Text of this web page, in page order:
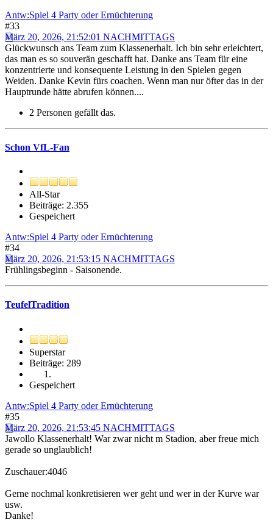
Antw:Spiel 4 Party oder Ernüchterung
#33
März 20, 2026, 21:52:01 NACHMITTAGS
Glückwunsch ans Team zum Klassenerhalt. Ich bin sehr erleichtert,
das man es so souverän geschafft hat. Danke ans Team für eine
konzentrierte und konsequente Leistung in den Spielen gegen
Weiden. Danke Kevin fürs coachen. Wenn man nur öfter das in der
Hauptrunde hätte abrufen können....
2 Personen gefällt das.
Schon VfL-Fan
All-Star
Beiträge: 2.355
Gespeichert
Antw:Spiel 4 Party oder Ernüchterung
#34
März 20, 2026, 21:53:15 NACHMITTAGS
Frühlingsbeginn - Saisonende.
TeufelTradition
Superstar
Beiträge: 289
Gespeichert
Antw:Spiel 4 Party oder Ernüchterung
#35
März 20, 2026, 21:53:45 NACHMITTAGS
Jawollo Klassenerhalt! War zwar nicht m Stadion, aber freue mich
gerade so unglaublich!
Zuschauer:4046
Gerne nochmal konkretisieren wer geht und wer in der Kurve war
usw.
Danke!